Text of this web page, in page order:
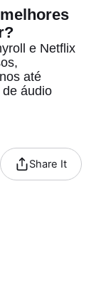
e Netflix
até
áudio
Share It